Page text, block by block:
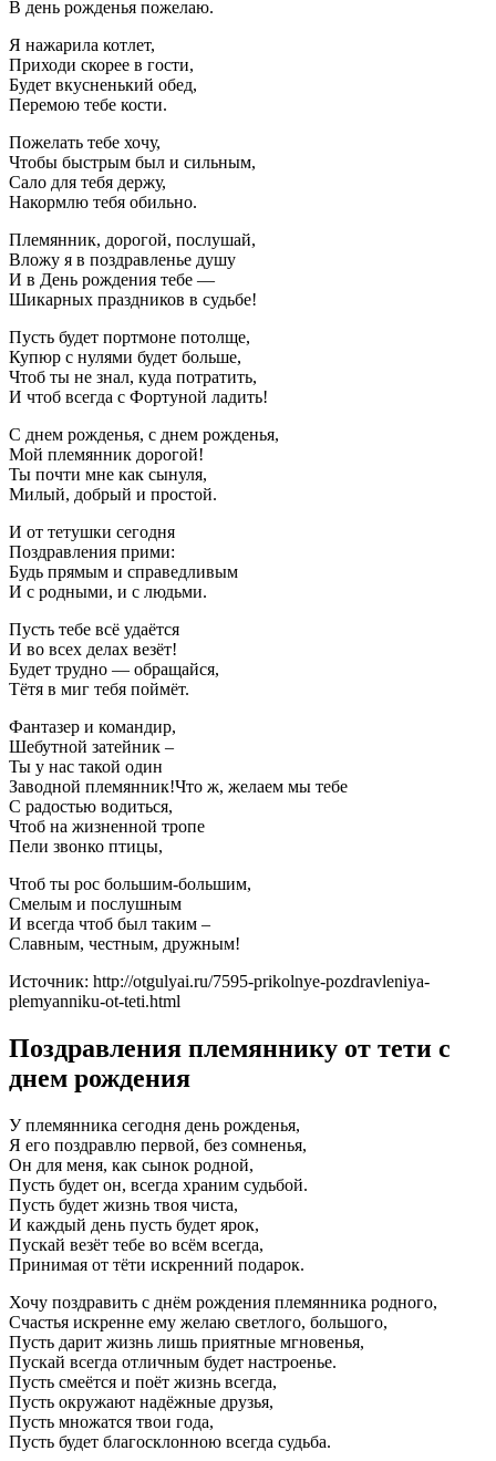
В день рожденья пожелаю.
Я нажарила котлет,
Приходи скорее в гости,
Будет вкусненький обед,
Перемою тебе кости.
Пожелать тебе хочу,
Чтобы быстрым был и сильным,
Сало для тебя держу,
Накормлю тебя обильно.
Племянник, дорогой, послушай,
Вложу я в поздравленье душу
И в День рождения тебе —
Шикарных праздников в судьбе!
Пусть будет портмоне потолще,
Купюр с нулями будет больше,
Чтоб ты не знал, куда потратить,
И чтоб всегда с Фортуной ладить!
С днем рожденья, с днем рожденья,
Мой племянник дорогой!
Ты почти мне как сынуля,
Милый, добрый и простой.
И от тетушки сегодня
Поздравления прими:
Будь прямым и справедливым
И с родными, и с людьми.
Пусть тебе всё удаётся
И во всех делах везёт!
Будет трудно — обращайся,
Тётя в миг тебя поймёт.
Фантазер и командир,
Шебутной затейник –
Ты у нас такой один
Заводной племянник!Что ж, желаем мы тебе
С радостью водиться,
Чтоб на жизненной тропе
Пели звонко птицы,
Чтоб ты рос большим-большим,
Смелым и послушным
И всегда чтоб был таким –
Славным, честным, дружным!
Источник: http://otgulyai.ru/7595-prikolnye-pozdravleniya-
plemyanniku-ot-teti.html
Поздравления племяннику от тети с
днем рождения
У племянника сегодня день рожденья,
Я его поздравлю первой, без сомненья,
Он для меня, как сынок родной,
Пусть будет он, всегда храним судьбой.
Пусть будет жизнь твоя чиста,
И каждый день пусть будет ярок,
Пускай везёт тебе во всём всегда,
Принимая от тёти искренний подарок.
Хочу поздравить с днём рождения племянника родного,
Счастья искренне ему желаю светлого, большого,
Пусть дарит жизнь лишь приятные мгновенья,
Пускай всегда отличным будет настроенье.
Пусть смеётся и поёт жизнь всегда,
Пусть окружают надёжные друзья,
Пусть множатся твои года,
Пусть будет благосклонною всегда судьба.